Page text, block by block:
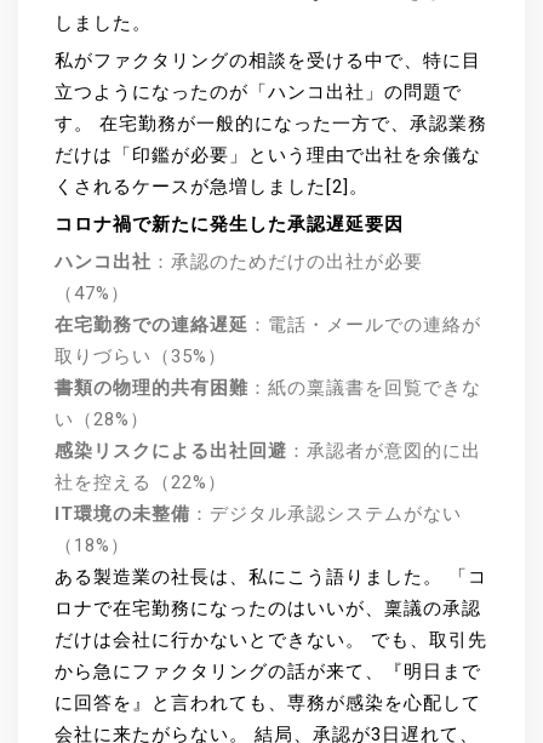
しました。
私がファクタリングの相談を受ける中で、特に目
立つようになったのが「ハンコ出社」の問題で
す。 在宅勤務が一般的になった一方で、承認業務
だけは「印鑑が必要」という理由で出社を余儀な
くされるケースが急増しました[2]。
コロナ禍で新たに発生した承認遅延要因
ハンコ出社 ：承認のためだけの出社が必要
（47%）
在宅勤務での連絡遅延 ：電話・メールでの連絡が
取りづらい（35%）
書類の物理的共有困難 ：紙の稟議書を回覧できな
い（28%）
感染リスクによる出社回避 ：承認者が意図的に出
社を控える（22%）
IT環境の未整備 ：デジタル承認システムがない
（18%）
ある製造業の社長は、私にこう語りました。 「コ
ロナで在宅勤務になったのはいいが、稟議の承認
だけは会社に行かないとできない。 でも、取引先
から急にファクタリングの話が来て、『明日まで
に回答を』と言われても、専務が感染を心配して
会社に来たがらない。 結局、承認が3日遅れて、